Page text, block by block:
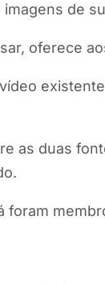
de
oferece
as duas